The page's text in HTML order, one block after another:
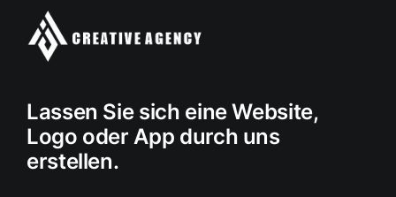
Lassen Sie sich eine Website,
Logo oder App durch uns
erstellen.